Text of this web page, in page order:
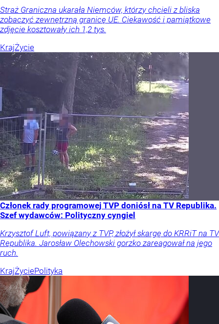
Straż Graniczna ukarała Niemców, którzy chcieli z bliska
zobaczyć zewnętrzną granicę UE. Ciekawość i pamiątkowe
zdjęcie kosztowały ich 1,2 tys.
KrajŻycie
Członek rady programowej TVP doniósł na TV Republika.
Szef wydawców: Polityczny cyngiel
Krzysztof Luft, powiązany z TVP, złożył skargę do KRRiT na TV
Republika. Jarosław Olechowski gorzko zareagował na jego
ruch.
KrajŻyciePolityka